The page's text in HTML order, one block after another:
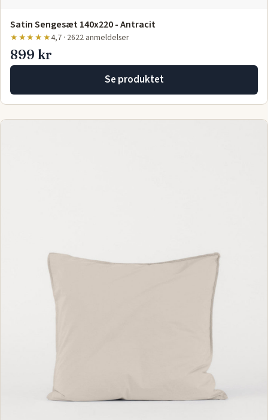
Satin Sengesæt 140x220 - Antracit
★★★★★4,7 · 2622 anmeldelser
899 kr
Se produktet